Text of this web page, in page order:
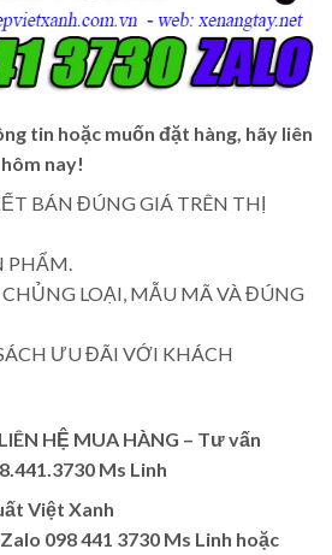
tin hoặc muốn đặt hàng, hãy liên
nay!
BÁN ĐÚNG GIÁ TRÊN THỊ
PHẨM.
LOẠI, MẪU MÃ VÀ ĐÚNG
ƯU ĐÃI VỚI KHÁCH
HỆ MUA HÀNG – Tư vấn
Ms Linh
Việt Xanh
098 441 3730 Ms Linh hoặc